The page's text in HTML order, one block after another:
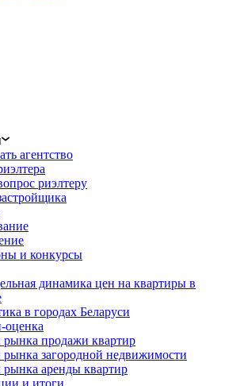
агентство
риэлтеру
и конкурсы
динамика цен на квартиры в
в городах Беларуси
продажи квартир
загородной недвижимости
аренды квартир
и итоги